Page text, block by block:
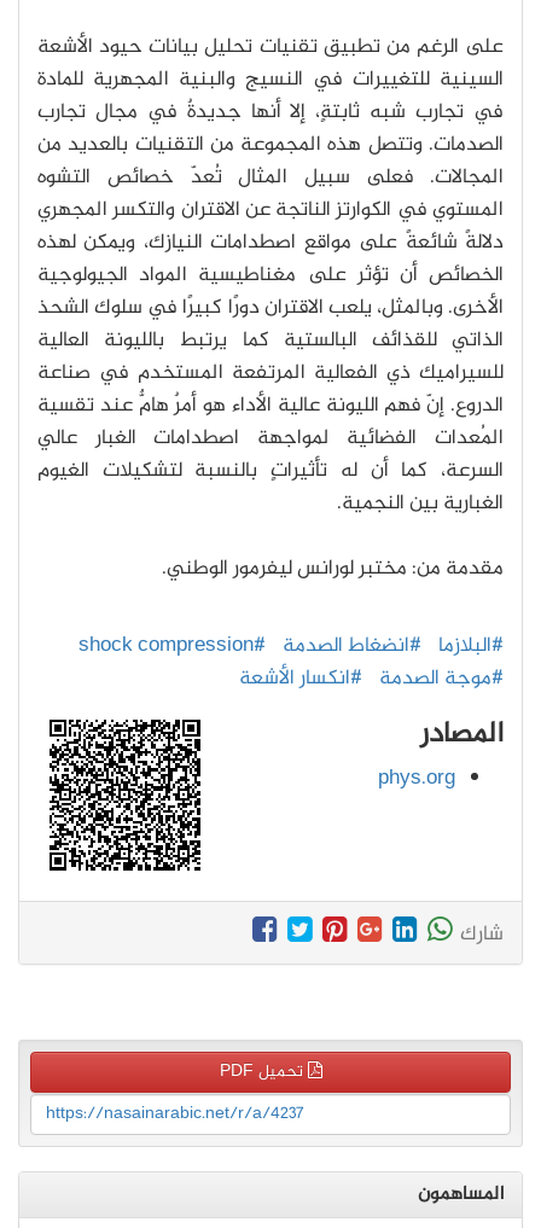
على الرغم من تطبيق تقنيات تحليل بيانات حيود الأشعة
السينية للتغييرات في النسيج والبنية المجهرية للمادة
في تجارب شبه ثابتةٍ، إلا أنها جديدةٌ في مجال تجارب
الصدمات. وتتصل هذه المجموعة من التقنيات بالعديد من
المجالات. فعلى سبيل المثال تُعدّ خصائص التشوه
المستوي في الكوارتز الناتجة عن الاقتران والتكسر المجهري
دلالةً شائعةً على مواقع اصطدامات النيازك، ويمكن لهذه
الخصائص أن تؤثر على مغناطيسية المواد الجيولوجية
الأخرى. وبالمثل، يلعب الاقتران دورًا كبيرًا في سلوك الشحذ
الذاتي للقذائف البالستية كما يرتبط بالليونة العالية
للسيراميك ذي الفعالية المرتفعة المستخدم في صناعة
الدروع. إنّ فهم الليونة عالية الأداء هو أمرٌ هامٌّ عند تقسية
المُعدات الفضائية لمواجهة اصطدامات الغبار عالي
السرعة، كما أن له تأثيراتٍ بالنسبة لتشكيلات الغيوم
الغبارية بين النجمية.
مقدمة من: مختبر لورانس ليفرمور الوطني.
#البلازما #انضغاط الصدمة #shock compression
#موجة الصدمة #انكسار الأشعة
المصادر
phys.org
شارك
تحميل PDF
https://nasainarabic.net/r/a/4237
المساهمون